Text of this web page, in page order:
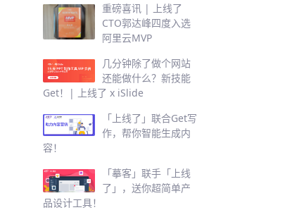
重磅喜讯 | 上线了
CTO郭达峰四度入选
阿里云MVP
几分钟除了做个网站
还能做什么？新技能
Get！| 上线了 x iSlide
「上线了」联合Get写
作，帮你智能生成内
容！
「摹客」联手「上线
了」，送你超简单产
品设计工具！